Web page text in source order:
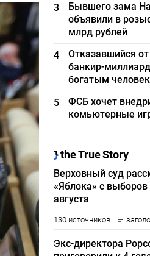
3
Бывшего зама
объявили в
млрд рублей
4
Отказавшийся от
банкир-
богатым
5
ФСБ хочет
комьютерные